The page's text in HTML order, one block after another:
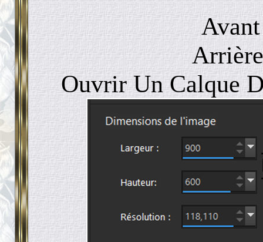
Ouvrir Un Calque